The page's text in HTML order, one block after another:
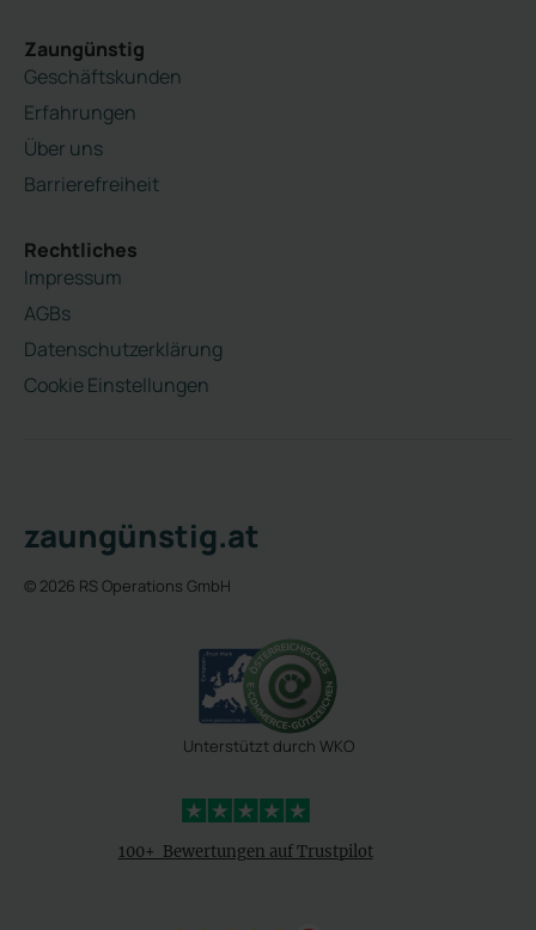
Zaungünstig
Geschäftskunden
Erfahrungen
Über uns
Barrierefreiheit
Rechtliches
Impressum
AGBs
Datenschutzerklärung
Cookie Einstellungen
zaungünstig.at
© 2026 RS Operations GmbH
Unterstützt durch WKO
4,3 Sterne
100+ Bewertungen auf Trustpilot